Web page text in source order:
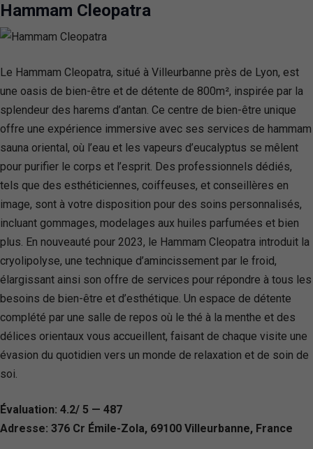
Hammam Cleopatra
Le Hammam Cleopatra, situé à Villeurbanne près de Lyon, est
une oasis de bien-être et de détente de 800m², inspirée par la
splendeur des harems d’antan. Ce centre de bien-être unique
offre une expérience immersive avec ses services de hammam
sauna oriental, où l’eau et les vapeurs d’eucalyptus se mêlent
pour purifier le corps et l’esprit. Des professionnels dédiés,
tels que des esthéticiennes, coiffeuses, et conseillères en
image, sont à votre disposition pour des soins personnalisés,
incluant gommages, modelages aux huiles parfumées et bien
plus. En nouveauté pour 2023, le Hammam Cleopatra introduit la
cryolipolyse, une technique d’amincissement par le froid,
élargissant ainsi son offre de services pour répondre à tous les
besoins de bien-être et d’esthétique. Un espace de détente
complété par une salle de repos où le thé à la menthe et des
délices orientaux vous accueillent, faisant de chaque visite une
évasion du quotidien vers un monde de relaxation et de soin de
soi.
Évaluation: 4.2/ 5 — 487
Adresse: 376 Cr Émile-Zola, 69100 Villeurbanne, France